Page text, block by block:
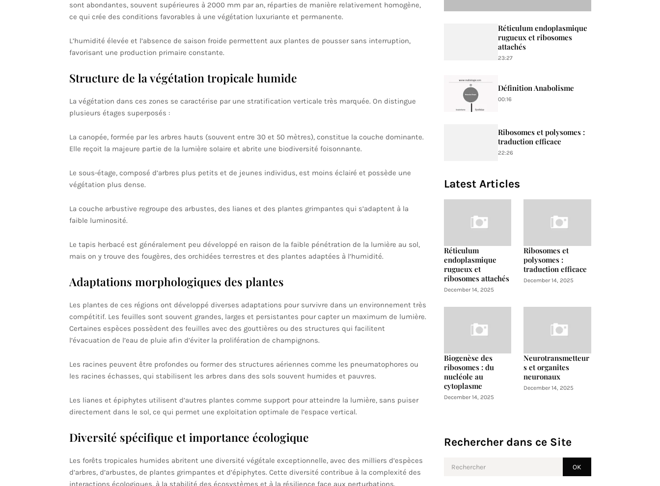
sont abondantes, souvent supérieures à 2000 mm par an, réparties de manière relativement homogène,
ce qui crée des conditions favorables à une végétation luxuriante et permanente.
L’humidité élevée et l’absence de saison froide permettent aux plantes de pousser sans interruption,
favorisant une production primaire constante.
Structure de la végétation tropicale humide
La végétation dans ces zones se caractérise par une stratification verticale très marquée. On distingue
plusieurs étages superposés :
La canopée, formée par les arbres hauts (souvent entre 30 et 50 mètres), constitue la couche dominante.
Elle reçoit la majeure partie de la lumière solaire et abrite une biodiversité foisonnante.
Le sous-étage, composé d’arbres plus petits et de jeunes individus, est moins éclairé et possède une
végétation plus dense.
La couche arbustive regroupe des arbustes, des lianes et des plantes grimpantes qui s’adaptent à la
faible luminosité.
Le tapis herbacé est généralement peu développé en raison de la faible pénétration de la lumière au sol,
mais on y trouve des fougères, des orchidées terrestres et des plantes adaptées à l’humidité.
Adaptations morphologiques des plantes
Les plantes de ces régions ont développé diverses adaptations pour survivre dans un environnement très
compétitif. Les feuilles sont souvent grandes, larges et persistantes pour capter un maximum de lumière.
Certaines espèces possèdent des feuilles avec des gouttières ou des structures qui facilitent
l’évacuation de l’eau de pluie afin d’éviter la prolifération de champignons.
Les racines peuvent être profondes ou former des structures aériennes comme les pneumatophores ou
les racines échasses, qui stabilisent les arbres dans des sols souvent humides et pauvres.
Les lianes et épiphytes utilisent d’autres plantes comme support pour atteindre la lumière, sans puiser
directement dans le sol, ce qui permet une exploitation optimale de l’espace vertical.
Diversité spécifique et importance écologique
Les forêts tropicales humides abritent une diversité végétale exceptionnelle, avec des milliers d’espèces
d’arbres, d’arbustes, de plantes grimpantes et d’épiphytes. Cette diversité contribue à la complexité des
interactions écologiques, à la stabilité des écosystèmes et à la résilience face aux perturbations.
Réticulum endoplasmique
rugueux et ribosomes
attachés
23:27
Définition Anabolisme
00:16
Ribosomes et polysomes :
traduction efficace
22:26
Latest Articles
Réticulum
endoplasmique
rugueux et
ribosomes attachés
December 14, 2025
Ribosomes et
polysomes :
traduction efficace
December 14, 2025
Biogenèse des
ribosomes : du
nucléole au
cytoplasme
December 14, 2025
Neurotransmetteur
s et organites
neuronaux
December 14, 2025
Rechercher dans ce Site